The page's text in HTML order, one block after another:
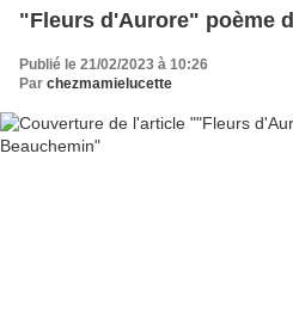
"Fleurs d'Aurore" poème
Publié le 21/02/2023 à 10:26
Par chezmamielucette